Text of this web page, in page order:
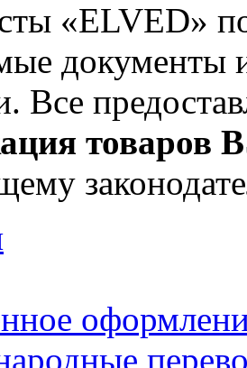
«ELVED»
документы
Все
товаров